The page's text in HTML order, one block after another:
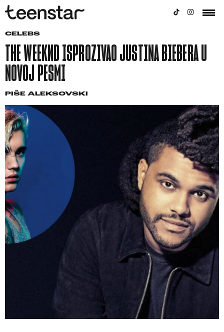
CELEBS
THE WEEKND ISPROZIVAO JUSTINA BIEBERA U
NOVOJ PESMI
PIŠE ALEKSOVSKI